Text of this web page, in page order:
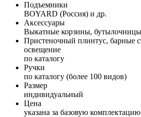
Подъемники
BOYARD (Россия) и др.
Аксессуары
Выкатные корзины,
Пристеночный плинтус, барные
освещение
по каталогу
Ручки
по каталогу (более 100 видов)
Размер
индивидуальный
Цена
указана за базовую комплектацию